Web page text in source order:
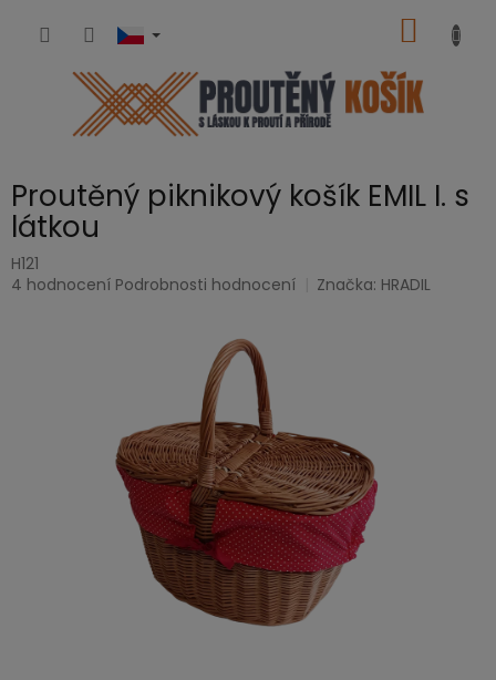
KOŠÍK
Proutěný piknikový košík EMIL I. s
látkou
H121
Průměrné
4 hodnocení Podrobnosti hodnocení Značka: HRADIL